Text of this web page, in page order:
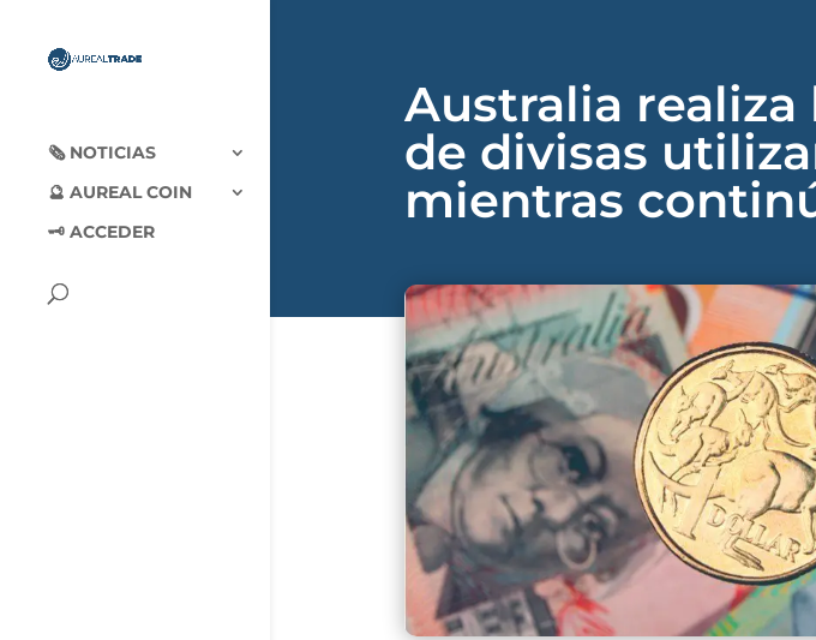
🗞‍️ NOTICIAS
🔮 AUREAL COIN
🗝 ACCEDER
Australia
de divisas
mientras